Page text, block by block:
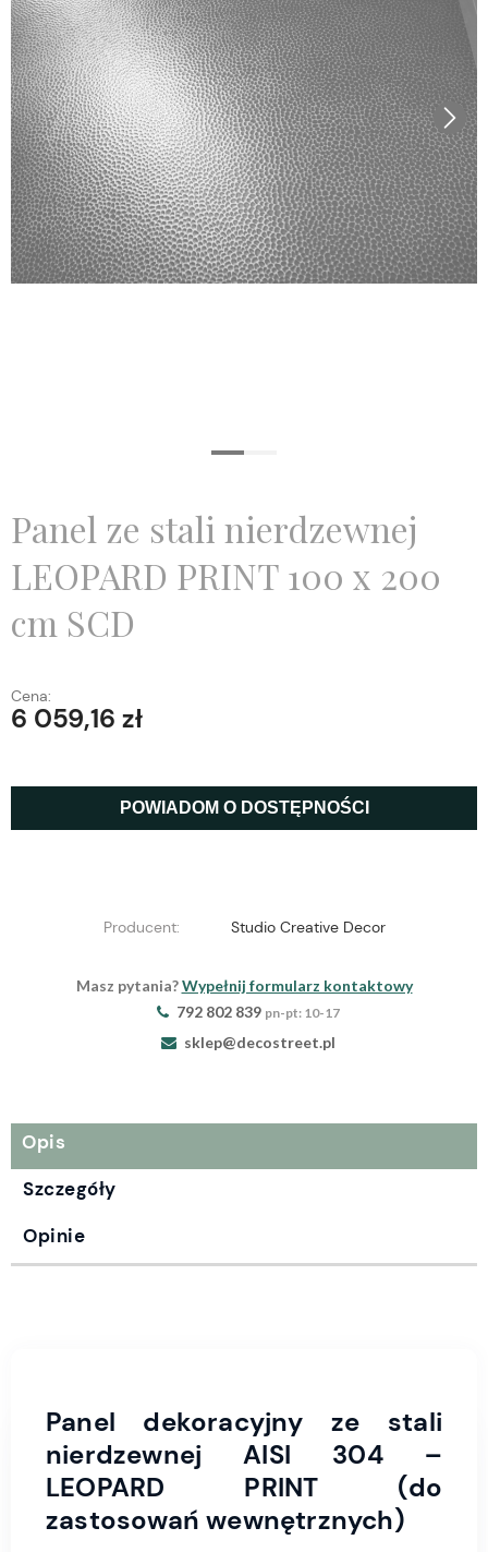
Panel ze stali nierdzewnej
LEOPARD PRINT 100 x 200
cm SCD
Cena:
6 059,16 zł
POWIADOM O DOSTĘPNOŚCI
Producent: Studio Creative Decor
Masz pytania?Wypełnij formularz kontaktowy
792 802 839 pn-pt: 10-17
sklep@decostreet.pl
Opis
Szczegóły
Opinie
Panel dekoracyjny ze stali
nierdzewnej AISI 304 –
LEOPARD PRINT (do
zastosowań wewnętrznych)